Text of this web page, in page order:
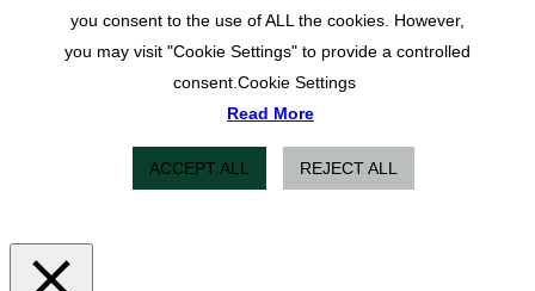
you consent to the use of ALL the cookies. However,
you may visit "Cookie Settings" to provide a controlled
consent. Cookie Settings
Read More
ACCEPT ALL REJECT ALL